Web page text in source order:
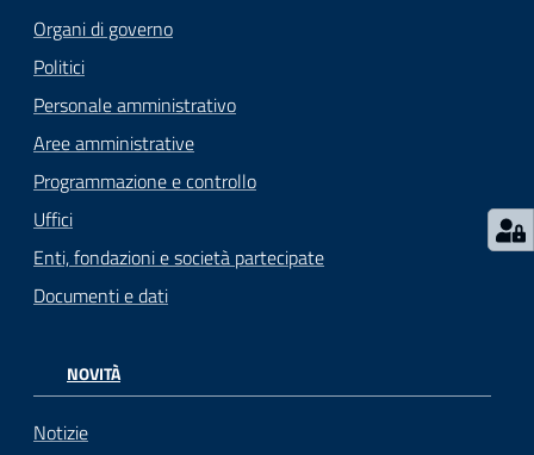
Organi di governo
Politici
Personale amministrativo
Aree amministrative
Programmazione e controllo
Uffici
Enti, fondazioni e società partecipate
Documenti e dati
NOVITÀ
Notizie